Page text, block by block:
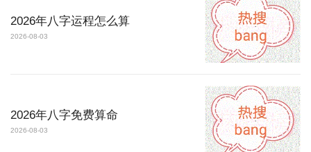
2026年八字运程怎么算
2026-08-03
2026年八字免费算命
2026-08-03